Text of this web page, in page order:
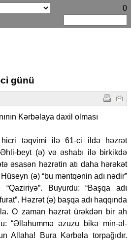
0
ci günü
Kərbəlaya daxil olması
hicri təqvimi ilə 61-ci ildə həzrət
beyt (ə) və əshabı ilə birkikdə
əsasən həzrətin atı daha hərəkət
(ə) “bu məntqənin adı nədir”
Buyurdu: “Başqa adı
Həzrət (ə) başqa adı haqqında
O zaman həzrət ürəkdən bir ah
“Əllahummə əzuzu bikə min-əl-
Allaha! Bura Kərbəla torpağıdır.